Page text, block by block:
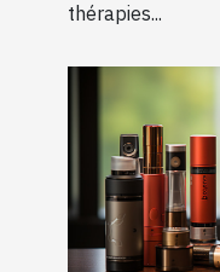
thérapies...